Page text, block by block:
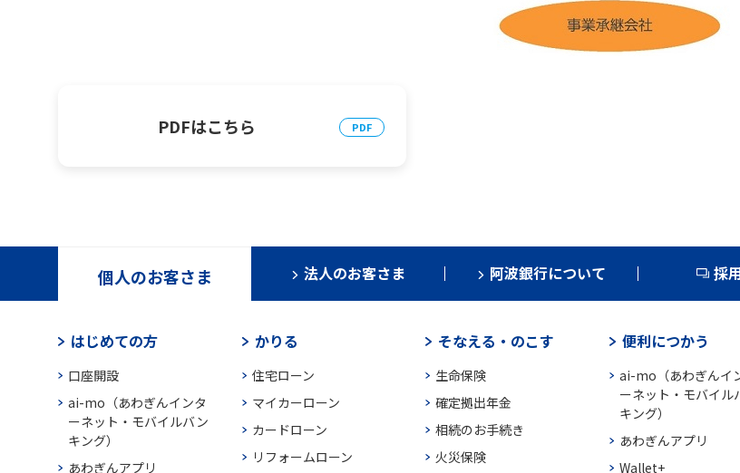
PDFはこちら
個人のお客さま 法人のお客さま 阿波銀行について 採
はじめての方
口座開設
ai-mo（あわぎんインタ
ーネット・モバイルバン
キング）
あわぎんアプリ
かりる
住宅ローン
マイカーローン
カードローン
リフォームローン
そなえる・のこす
生命保険
確定拠出年金
相続のお手続き
火災保険
便利につかう
ai-mo（あわぎんイ
ーネット・モバイル
キング）
あわぎんアプリ
Wallet+